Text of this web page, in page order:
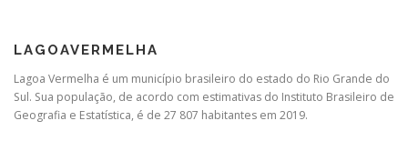
LAGOAVERMELHA
Lagoa Vermelha é um município brasileiro do estado do Rio Grande do
Sul. Sua população, de acordo com estimativas do Instituto Brasileiro de
Geografia e Estatística, é de 27 807 habitantes em 2019.